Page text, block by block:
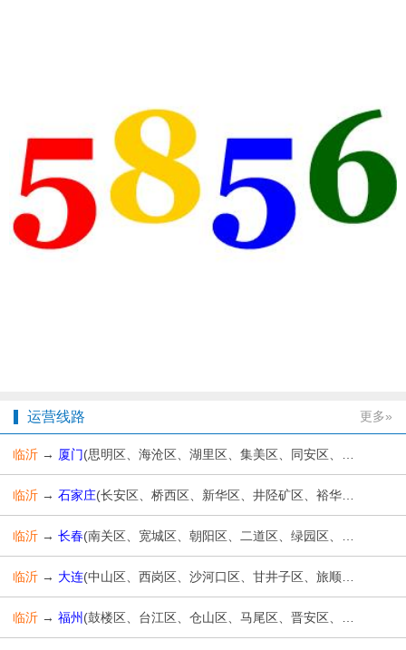
运营线路 更多»
临沂 → 厦门(思明区、海沧区、湖里区、集美区、同安区、翔安区)
临沂 →石家庄(长安区、桥西区、新华区、井陉矿区、裕华区、藁城区、鹿泉区、栾城区、井陉县、正定县、行唐县、灵寿县、高邑县、深泽县、赞皇县、无极县、平山县、元氏县、赵县、辛集市、晋州市、新乐市)
临沂 →长春(南关区、宽城区、朝阳区、二道区、绿园区、双阳区、九台区、农安县、榆树市、德惠市、经济技术开发区)
临沂 → 大连(中山区、西岗区、沙河口区、甘井子区、旅顺口区、金州区、普兰店区、长海县、瓦房店市、庄河市)
临沂 →福州 (鼓楼区、台江区、仓山区、马尾区、晋安区、长乐区、闽侯县、连江县、罗源县、闽清县、永泰县、平潭县、福清市)